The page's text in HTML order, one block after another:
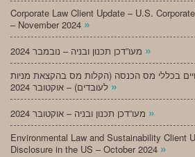
Corporate Law Client Update – U.S.
– November 2024 »
»
בכללי מס הכנסה (הקלות מס בהקצאת מניות
»
»
Environmental Law and Sustainability Client
Disclosure in the US – October 2024 »